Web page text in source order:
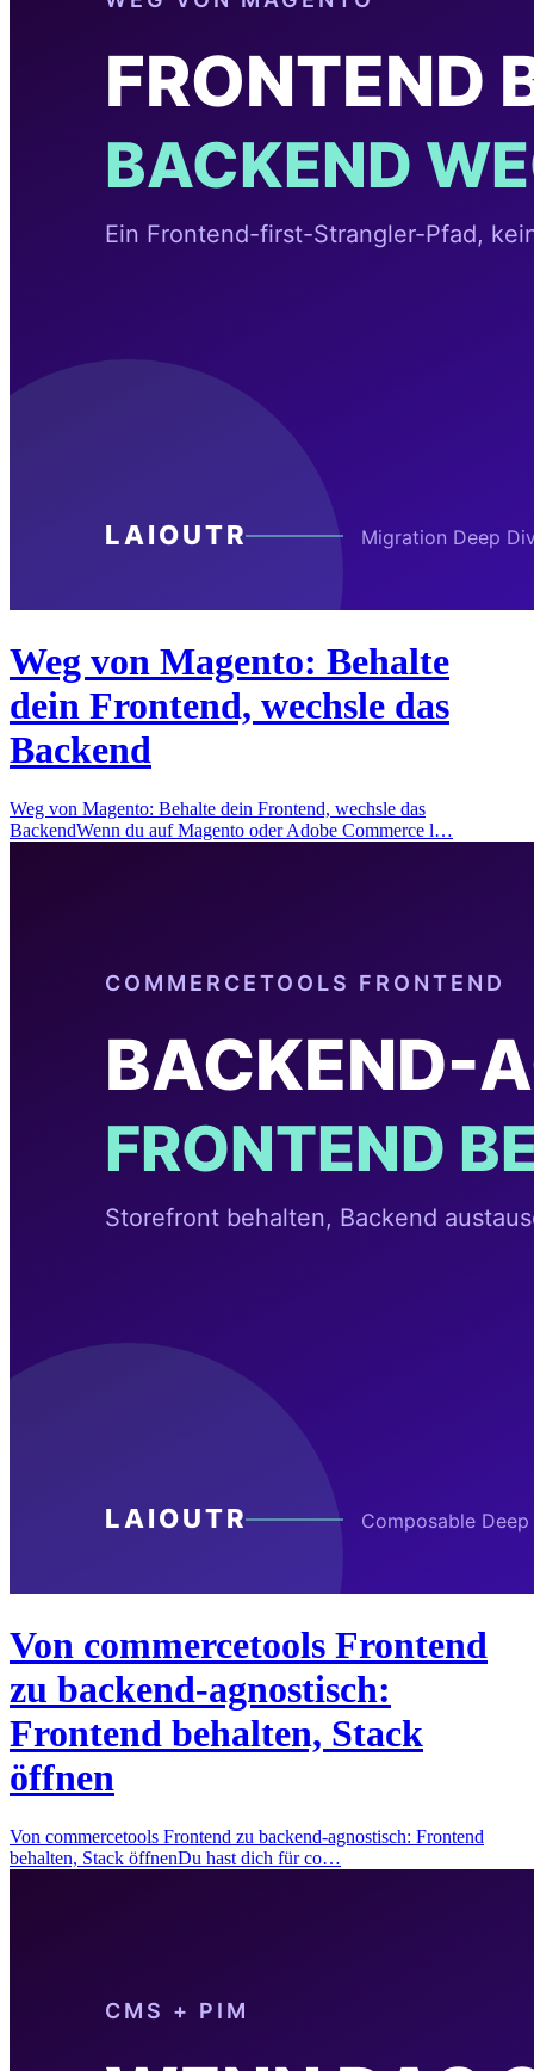
Weg von Magento: Behalte
dein Frontend, wechsle das
Backend
Weg von Magento: Behalte dein Frontend, wechsle das
BackendWenn du auf Magento oder Adobe Commerce l…
Von commercetools Frontend
zu backend-agnostisch:
Frontend behalten, Stack
öffnen
Von commercetools Frontend zu backend-agnostisch: Frontend
behalten, Stack öffnenDu hast dich für co…